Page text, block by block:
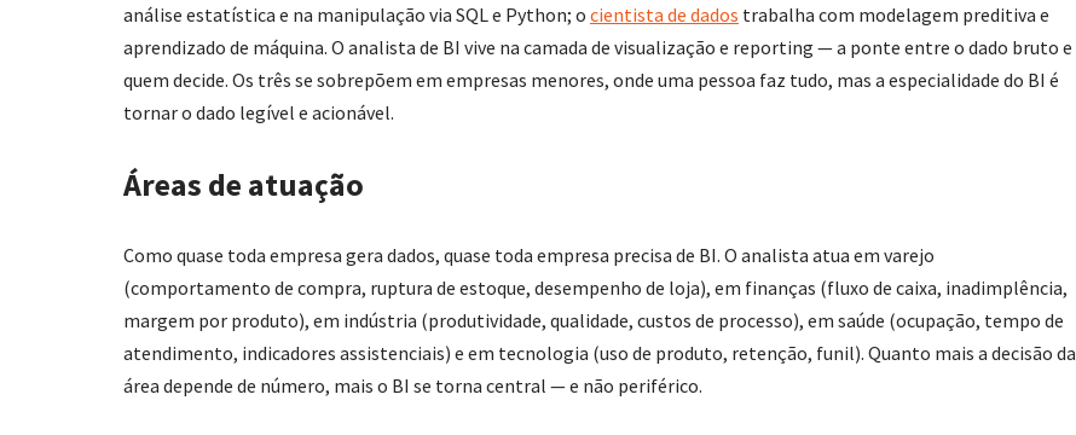
análise estatística e na manipulação via SQL e Python; o cientista de dados trabalha com modelagem preditiva e
aprendizado de máquina. O analista de BI vive na camada de visualização e reporting — a ponte entre o dado bruto e
quem decide. Os três se sobrepõem em empresas menores, onde uma pessoa faz tudo, mas a especialidade do BI é
tornar o dado legível e acionável.
Áreas de atuação
Como quase toda empresa gera dados, quase toda empresa precisa de BI. O analista atua em varejo
(comportamento de compra, ruptura de estoque, desempenho de loja), em finanças (fluxo de caixa, inadimplência,
margem por produto), em indústria (produtividade, qualidade, custos de processo), em saúde (ocupação, tempo de
atendimento, indicadores assistenciais) e em tecnologia (uso de produto, retenção, funil). Quanto mais a decisão da
área depende de número, mais o BI se torna central — e não periférico.